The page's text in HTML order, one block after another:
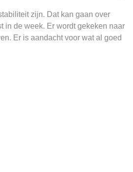
zijn. Dat kan gaan over
in de week. Er wordt gekeken naar
Er is aandacht voor wat al goed